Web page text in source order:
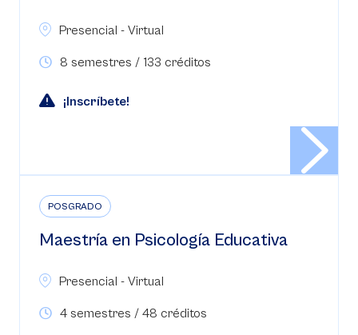
Presencial - Virtual
8 semestres / 133 créditos
¡Inscríbete!
POSGRADO
Maestría en Psicología Educativa
Presencial - Virtual
4 semestres / 48 créditos